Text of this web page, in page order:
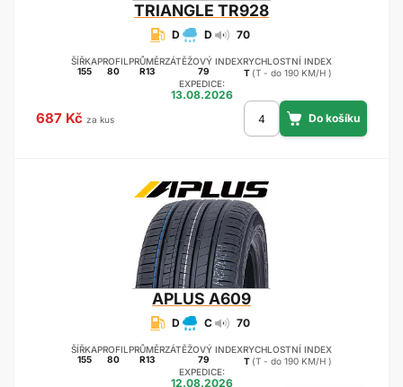
TRIANGLE TR928
D D 70
ŠÍŘKA
155
PROFIL
80
PRŮMĚR
R13
ZÁTĚŽOVÝ INDEX
79
RYCHLOSTNÍ INDEX
T (T - do 190 KM/H )
EXPEDICE:
13.08.2026
687 Kč za kus
APLUS A609
D C 70
ŠÍŘKA
155
PROFIL
80
PRŮMĚR
R13
ZÁTĚŽOVÝ INDEX
79
RYCHLOSTNÍ INDEX
T (T - do 190 KM/H )
EXPEDICE:
12.08.2026